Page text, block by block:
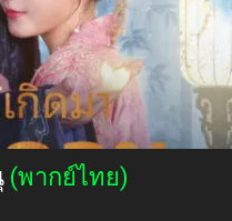
(พากย์ไทย)